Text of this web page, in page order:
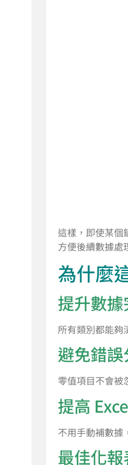
這樣，即使某個
方便後續數據處
為什麼
提升數據
所有類別都能夠
避免錯誤
零值項目不會被
提高
不用手動補數據
最佳化